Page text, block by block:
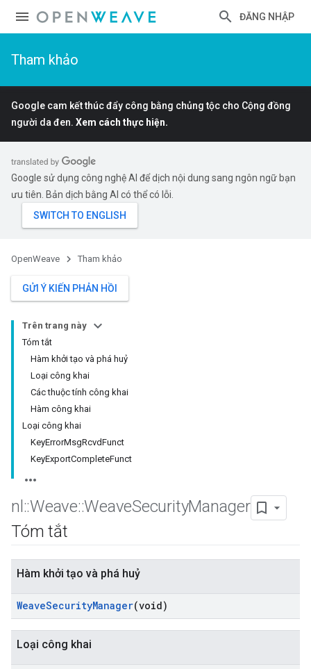
ĐĂNG NHẬP
Tham khảo
Google cam kết thúc đẩy công bằng chủng tộc cho Cộng đồng
người da đen. Xem cách thực hiện.
Google sử dụng công nghệ AI để dịch nội dung sang ngôn ngữ bạn
ưu tiên. Bản dịch bằng AI có thể có lỗi.
OpenWeave Tham khảo
GỬI Ý KIẾN PHẢN HỒI
Trên trang này
Tóm tắt
Hàm khởi tạo và phá huỷ
Loại công khai
Các thuộc tính công khai
Hàm công khai
Loại công khai
KeyErrorMsgRcvdFunct
KeyExportCompleteFunct
nl ::Weave::WeaveSecurityManager
Tóm tắt
Hàm khởi tạo và phá huỷ
WeaveSecurityManager(void)
Loại công khai